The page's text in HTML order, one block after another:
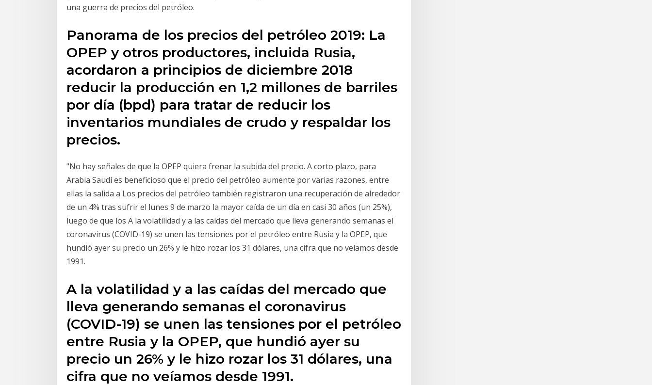
una guerra de precios del petróleo.
Panorama de los precios del petróleo 2019: La
OPEP y otros productores, incluida Rusia,
acordaron a principios de diciembre 2018
reducir la producción en 1,2 millones de barriles
por día (bpd) para tratar de reducir los
inventarios mundiales de crudo y respaldar los
precios.
"No hay señales de que la OPEP quiera frenar la subida del precio. A corto plazo, para
Arabia Saudí es beneficioso que el precio del petróleo aumente por varias razones, entre
ellas la salida a Los precios del petróleo también registraron una recuperación de alrededor
de un 4% tras sufrir el lunes 9 de marzo la mayor caída de un día en casi 30 años (un 25%),
luego de que los A la volatilidad y a las caídas del mercado que lleva generando semanas el
coronavirus (COVID-19) se unen las tensiones por el petróleo entre Rusia y la OPEP, que
hundió ayer su precio un 26% y le hizo rozar los 31 dólares, una cifra que no veíamos desde
1991.
A la volatilidad y a las caídas del mercado que
lleva generando semanas el coronavirus
(COVID-19) se unen las tensiones por el petróleo
entre Rusia y la OPEP, que hundió ayer su
precio un 26% y le hizo rozar los 31 dólares, una
cifra que no veíamos desde 1991.